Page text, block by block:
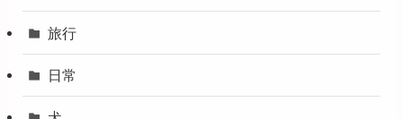
旅行
日常